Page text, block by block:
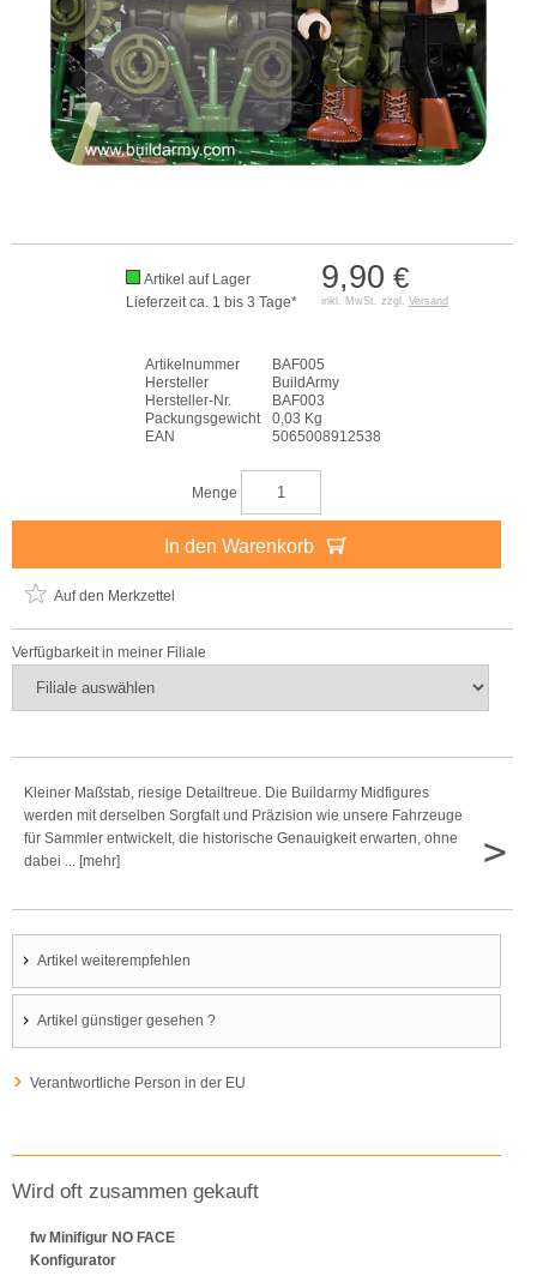
9,90 €
inkl. MwSt. zzgl. Versand
Artikel auf Lager
Lieferzeit ca. 1 bis 3 Tage*
Artikelnummer
BAF005
Hersteller
BuildArmy
Hersteller-Nr.
BAF003
Packungsgewicht
0,03 Kg
EAN
5065008912538
Menge
In den Warenkorb
Auf den Merkzettel
Verfügbarkeit in meiner Filiale
Kleiner Maßstab, riesige Detailtreue. Die Buildarmy Midfigures
werden mit derselben Sorgfalt und Präzision wie unsere Fahrzeuge
für Sammler entwickelt, die historische Genauigkeit erwarten, ohne
dabei ... [mehr]
>
Artikel weiterempfehlen
Artikel günstiger gesehen ?
Verantwortliche Person in der EU
Wird oft zusammen gekauft
fw Minifigur NO FACE
Konfigurator